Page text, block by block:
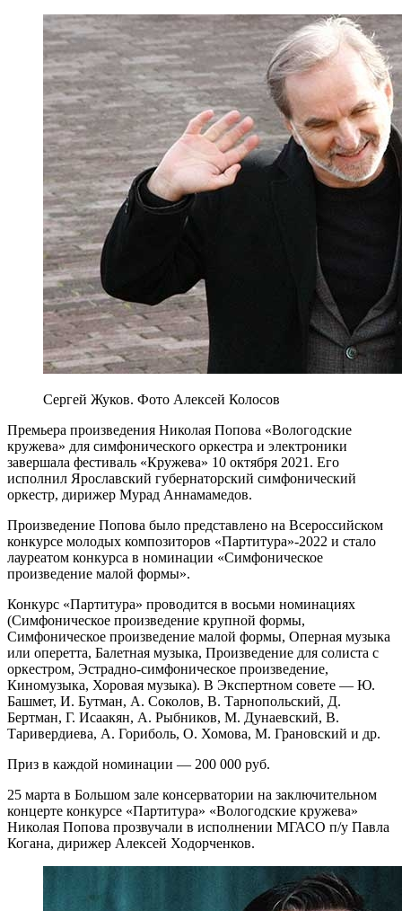
Сергей Жуков. Фото Алексей Колосов
Премьера произведения Николая Попова «Вологодские
кружева» для симфонического оркестра и электроники
завершала фестиваль «Кружева» 10 октября 2021. Его
исполнил Ярославский губернаторский симфонический
оркестр, дирижер Мурад Аннамамедов.
Произведение Попова было представлено на Всероссийском
конкурсе молодых композиторов «Партитура»-2022 и стало
лауреатом конкурса в номинации «Симфоническое
произведение малой формы».
Конкурс «Партитура» проводится в восьми номинациях
(Симфоническое произведение крупной формы,
Симфоническое произведение малой формы, Оперная музыка
или оперетта, Балетная музыка, Произведение для солиста с
оркестром, Эстрадно-симфоническое произведение,
Киномузыка, Хоровая музыка). В Экспертном совете — Ю.
Башмет, И. Бутман, А. Соколов, В. Тарнопольский, Д.
Бертман, Г. Исаакян, А. Рыбников, М. Дунаевский, В.
Таривердиева, А. Гориболь, О. Хомова, М. Грановский и др.
Приз в каждой номинации — 200 000 руб.
25 марта в Большом зале консерватории на заключительном
концерте конкурсе «Партитура» «Вологодские кружева»
Николая Попова прозвучали в исполнении МГАСО п/у Павла
Когана, дирижер Алексей Ходорченков.